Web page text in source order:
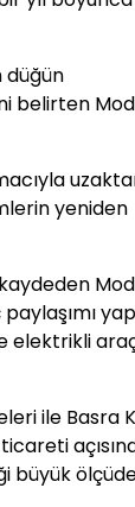
düğün
belirten
yeniden
elektrikli
ile Basra
büyük